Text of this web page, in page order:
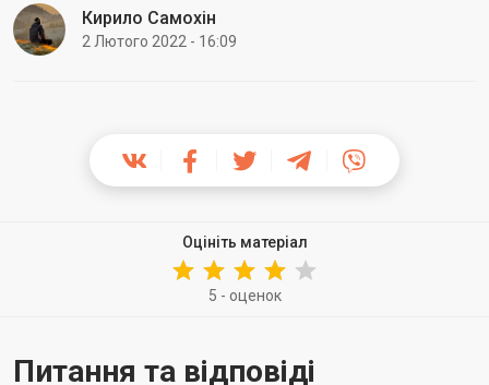
Кирило Самохін
2 Лютого 2022 - 16:09
Оцініть матеріал
5 - оценок
Питання та відповіді